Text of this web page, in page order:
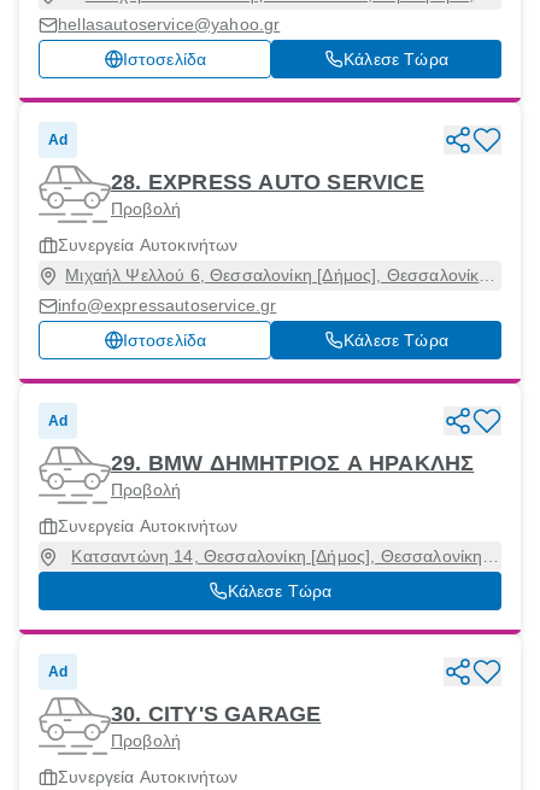
ΘΕΡΜΗ, Θέρμη, Θεσσαλονίκη, 57001
hellasautoservice@yahoo.gr
Ιστοσελίδα
Κάλεσε Τώρα
Ad
28. EXPRESS AUTO SERVICE
Προβολή
Συνεργεία Αυτοκινήτων
Μιχαήλ Ψελλού 6, Θεσσαλονίκη [Δήμος], Θεσσαλονίκη,
54655
info@expressautoservice.gr
Ιστοσελίδα
Κάλεσε Τώρα
Ad
29. BMW ΔΗΜΗΤΡΙΟΣ Α ΗΡΑΚΛΗΣ
Προβολή
Συνεργεία Αυτοκινήτων
Κατσαντώνη 14, Θεσσαλονίκη [Δήμος], Θεσσαλονίκη,
55134
Κάλεσε Τώρα
Ad
30. CITY'S GARAGE
Προβολή
Συνεργεία Αυτοκινήτων